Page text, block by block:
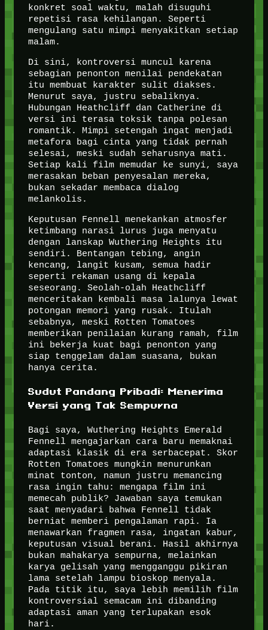
konkret soal waktu, malah disuguhi
repetisi rasa kehilangan. Seperti
mengulang satu mimpi menyakitkan setiap
malam.
Di sini, kontroversi muncul karena
sebagian penonton menilai pendekatan
itu membuat karakter sulit diakses.
Menurut saya, justru sebaliknya.
Hubungan Heathcliff dan Catherine di
versi ini terasa toksik tanpa polesan
romantik. Mimpi setengah ingat menjadi
metafora bagi cinta yang tidak pernah
selesai, meski sudah seharusnya mati.
Setiap kali film memudar ke sunyi, saya
merasakan beban penyesalan mereka,
bukan sekadar membaca dialog
melankolis.
Keputusan Fennell menekankan atmosfer
ketimbang narasi lurus juga menyatu
dengan lanskap Wuthering Heights itu
sendiri. Bentangan tebing, angin
kencang, langit kusam, semua hadir
seperti rekaman usang di kepala
seseorang. Seolah-olah Heathcliff
menceritakan kembali masa lalunya lewat
potongan memori yang rusak. Itulah
sebabnya, meski Rotten Tomatoes
memberikan penilaian kurang ramah, film
ini bekerja kuat bagi penonton yang
siap tenggelam dalam suasana, bukan
hanya cerita.
Sudut Pandang Pribadi: Menerima
Versi yang Tak Sempurna
Bagi saya, Wuthering Heights Emerald
Fennell mengajarkan cara baru memaknai
adaptasi klasik di era serbacepat. Skor
Rotten Tomatoes mungkin menurunkan
minat tonton, namun justru memancing
rasa ingin tahu: mengapa film ini
memecah publik? Jawaban saya temukan
saat menyadari bahwa Fennell tidak
berniat memberi pengalaman rapi. Ia
menawarkan fragmen rasa, ingatan kabur,
keputusan visual berani. Hasil akhirnya
bukan mahakarya sempurna, melainkan
karya gelisah yang mengganggu pikiran
lama setelah lampu bioskop menyala.
Pada titik itu, saya lebih memilih film
kontroversial semacam ini dibanding
adaptasi aman yang terlupakan esok
hari.